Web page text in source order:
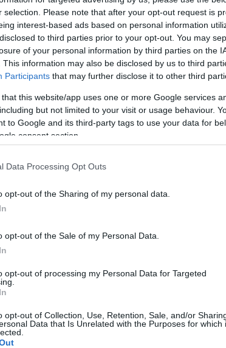
selection. Please note that after your opt-out request is
interest-based ads based on personal information
to third parties prior to your opt-out. You may
of your personal information by third parties on the
This information may also be disclosed by us to third
Participants that may further disclose it to other third
that this website/app uses one or more Google services
but not limited to your visit or usage behaviour.
to Google and its third-party tags to use your data for
consent section.
Data Processing Opt Outs
opt-out of the Sharing of my personal data.
opt-out of the Sale of my Personal Data.
opt-out of processing my Personal Data for Targeted
opt-out of Collection, Use, Retention, Sale, and/or
Data that Is Unrelated with the Purposes for which